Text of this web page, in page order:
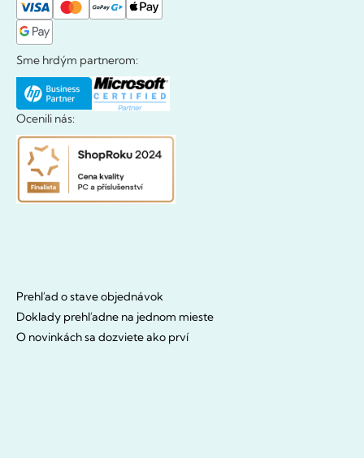
Sme hrdým partnerom:
Ocenili nás:
Prehľad o stave objednávok
Doklady prehľadne na jednom mieste
O novinkách sa dozviete ako prví